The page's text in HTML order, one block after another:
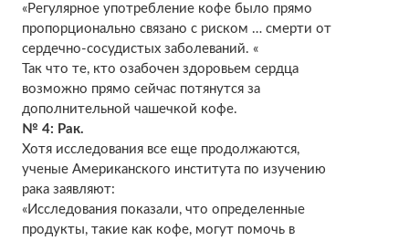
«Регулярное употребление кофе было прямо
пропорционально связано с риском … смерти от
сердечно-сосудистых заболеваний. «
Так что те, кто озабочен здоровьем сердца
возможно прямо сейчас потянутся за
дополнительной чашечкой кофе.
№ 4: Рак.
Хотя исследования все еще продолжаются,
ученые Американского института по изучению
рака заявляют:
«Исследования показали, что определенные
продукты, такие как кофе, могут помочь в